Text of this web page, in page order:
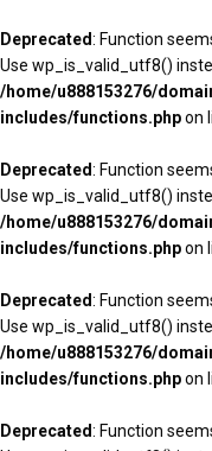
Deprecated: Function
Use wp_is_valid_utf8()
/home/u888153276/
includes/functions.phpon
Deprecated: Function
Use wp_is_valid_utf8()
/home/u888153276/
includes/functions.phpon
Deprecated: Function
Use wp_is_valid_utf8()
/home/u888153276/
includes/functions.phpon
Deprecated: Function